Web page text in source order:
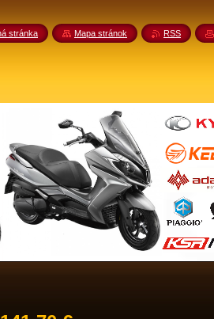
stránka Mapa stránok RSS